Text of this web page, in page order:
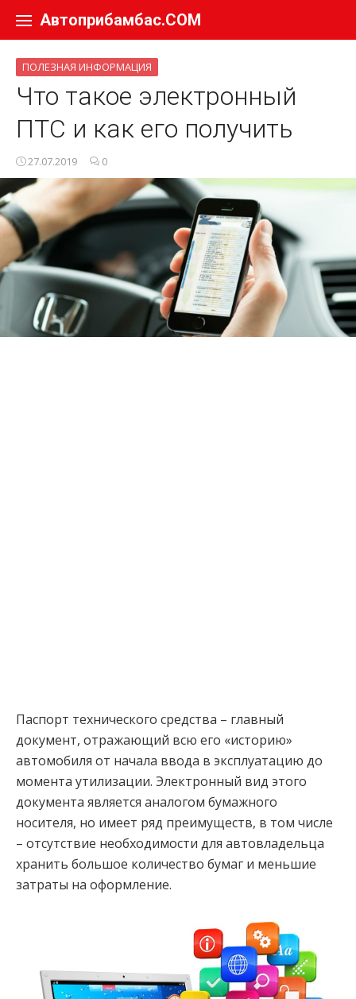
Автоприбамбас.COM
ПОЛЕЗНАЯ ИНФОРМАЦИЯ
Что такое электронный
ПТС и как его получить
27.07.2019 0
Паспорт технического средства – главный
документ, отражающий всю его «историю»
автомобиля от начала ввода в эксплуатацию до
момента утилизации. Электронный вид этого
документа является аналогом бумажного
носителя, но имеет ряд преимуществ, в том числе
– отсутствие необходимости для автовладельца
хранить большое количество бумаг и меньшие
затраты на оформление.